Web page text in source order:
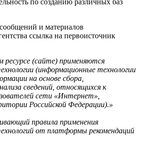
и материалов
ссылка на первоисточник
ресурсе (сайте) применяются
(информационные технологии
на основе сбора,
сведений, относящихся к
сети «Интернет»,
Российской Федерации).»
правила применения
от платформы рекомендаций